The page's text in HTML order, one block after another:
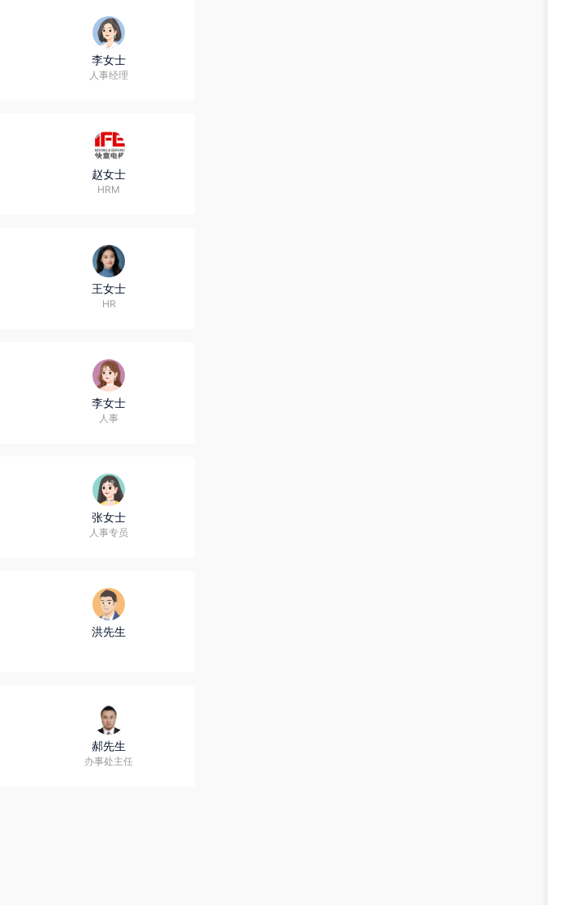
李女士
人事经理
赵女士
HRM
王女士
HR
李女士
人事
张女士
人事专员
洪先生
郝先生
办事处主任